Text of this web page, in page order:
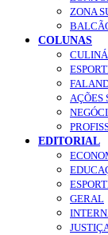
ZONA
COLUNAS
AÇÕES
EDITORIAL
GERAL